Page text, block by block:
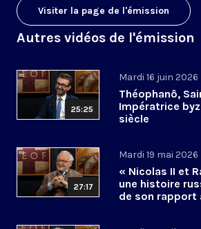
Visiter la page de l'émission
Autres vidéos de l'émission
25:25
Mardi 16 juin 2026
Théophanô,
Impératrice
siècle
27:17
Mardi 19 mai 2026
« Nicolas II et
une histoire
de son rapport